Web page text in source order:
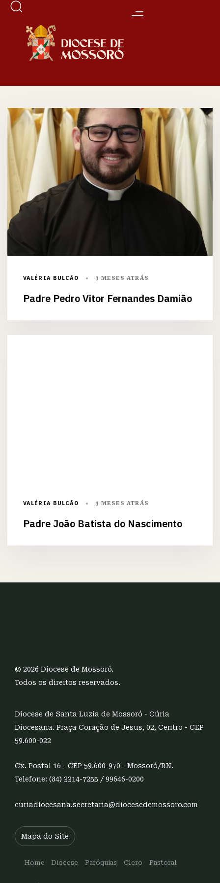
VALÉRIA BULCÃO 3 MESES ATRÁS
Padre Pedro Vitor Fernandes Damião
VALÉRIA BULCÃO 3 MESES ATRÁS
Padre João Batista do Nascimento
© 2026 Diocese de Mossoró.
Todos os direitos reservados.
Diocese de Santa Luzia de Mossoró - Cúria
Diocesana. Praça Coração de Jesus, 02, Centro - CEP
59.600-022
Cx. Postal 16 - CEP 59.600-970 - Mossoró/RN.
Telefone: (84) 3314-7255 / 99646-0200
curiadiocesana.secretaria@diocesedemossoro.com
Mapa do Site
Home Diocese Paróquias Clero Pastoral